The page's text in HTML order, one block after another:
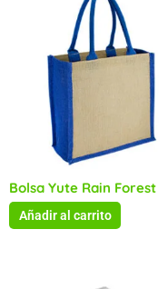
Bolsa Yute Rain Forest
Añadir al carrito